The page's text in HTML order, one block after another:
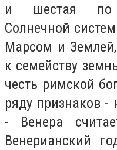
и шестая по
Солнечной
Марсом и
к семейству
честь римской
ряду признаков -
- Венера
Венерианский